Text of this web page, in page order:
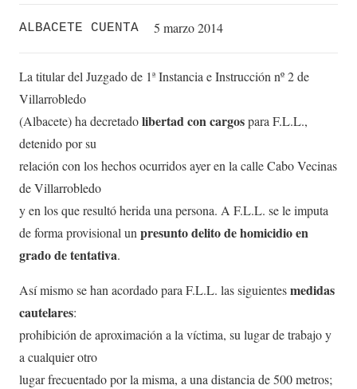
ALBACETE CUENTA 5 marzo 2014
La titular del Juzgado de 1ª Instancia e Instrucción nº 2 de
Villarrobledo
(Albacete) ha decretadolibertad con cargospara F.L.L.,
detenido por su
relación con los hechos ocurridos ayer en la calle Cabo Vecinas
de Villarrobledo
y en los que resultó herida una persona. A F.L.L. se le imputa
de forma provisional un presunto delito de homicidio en
grado de tentativa.
Así mismo se han acordado para F.L.L. las siguientesmedidas
cautelares:
prohibición de aproximación a la víctima, su lugar de trabajo y
a cualquier otro
lugar frecuentado por la misma, a una distancia de 500 metros;